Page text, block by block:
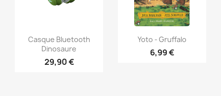
Aperçu rapide
Casque Bluetooth
Dinosaure
29,90 €
Aperçu rapide
Yoto - Gruffalo
6,99 €